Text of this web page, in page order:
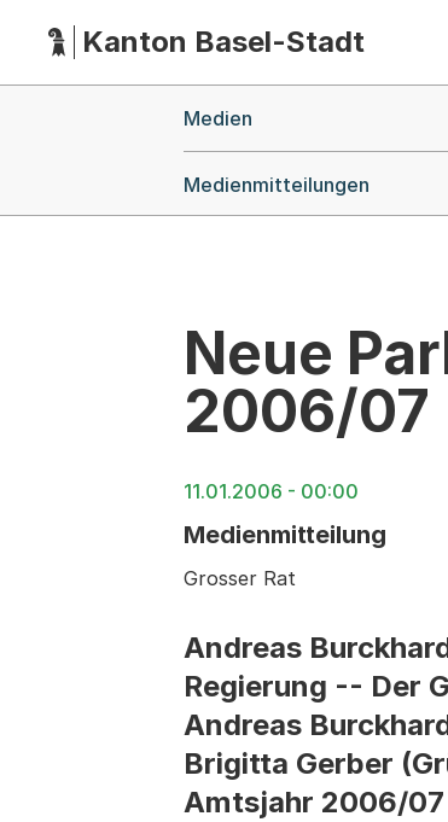
HauptnavigationKanton Basel-Stadt
Medien
Medienmitteilungen
Neue
2006/07
11.01.2006 - 00:00
Medienmitteilung
Grosser Rat
Andreas
Regierung -- Der
Andreas
Brigitta Gerber
Amtsjahr 2006/07